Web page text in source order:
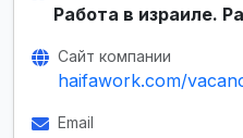
Работа в израиле.
Сайт компании
haifawork.com/
Email